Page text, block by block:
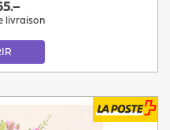
livraison